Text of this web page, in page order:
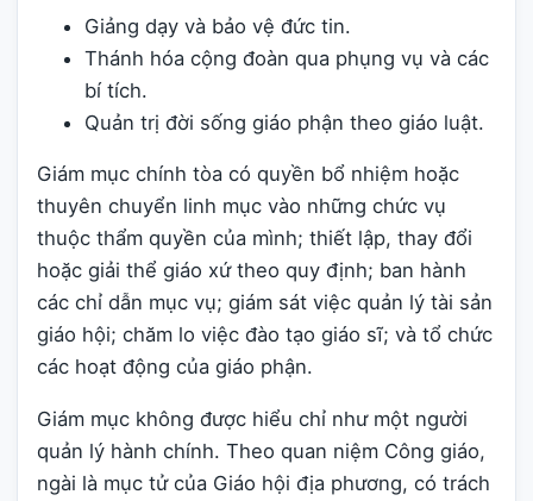
Giảng dạy và bảo vệ đức tin.
Thánh hóa cộng đoàn qua phụng vụ và các
bí tích.
Quản trị đời sống giáo phận theo giáo luật.
Giám mục chính tòa có quyền bổ nhiệm hoặc
thuyên chuyển linh mục vào những chức vụ
thuộc thẩm quyền của mình; thiết lập, thay đổi
hoặc giải thể giáo xứ theo quy định; ban hành
các chỉ dẫn mục vụ; giám sát việc quản lý tài sản
giáo hội; chăm lo việc đào tạo giáo sĩ; và tổ chức
các hoạt động của giáo phận.
Giám mục không được hiểu chỉ như một người
quản lý hành chính. Theo quan niệm Công giáo,
ngài là mục tử của Giáo hội địa phương, có trách